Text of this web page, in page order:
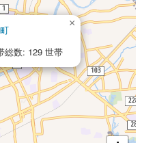
数: 129 世帯
×